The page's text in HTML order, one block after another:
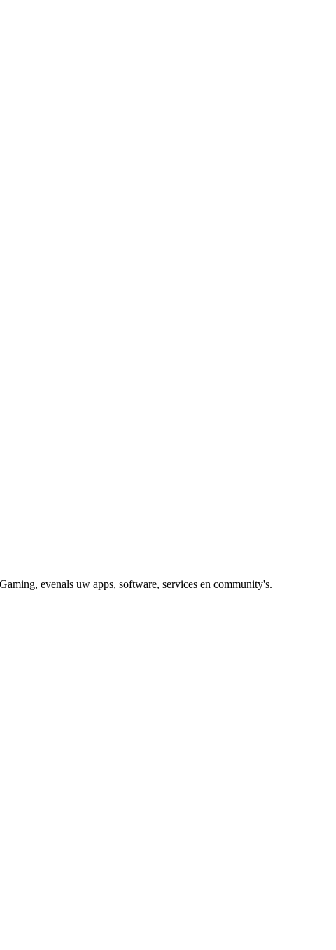
evenals uw apps, software, services en community's.